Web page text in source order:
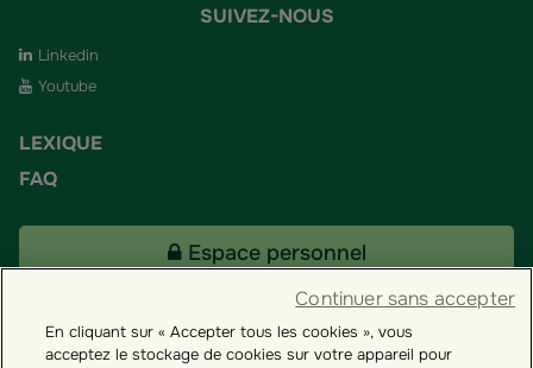
SUIVEZ-NOUS
Linkedin
Youtube
LEXIQUE
FAQ
Espace personnel
Tous nos fonds
En cliquant sur « Accepter tous les cookies », vous
acceptez le stockage de cookies sur votre appareil pour
Continuer sans accepter